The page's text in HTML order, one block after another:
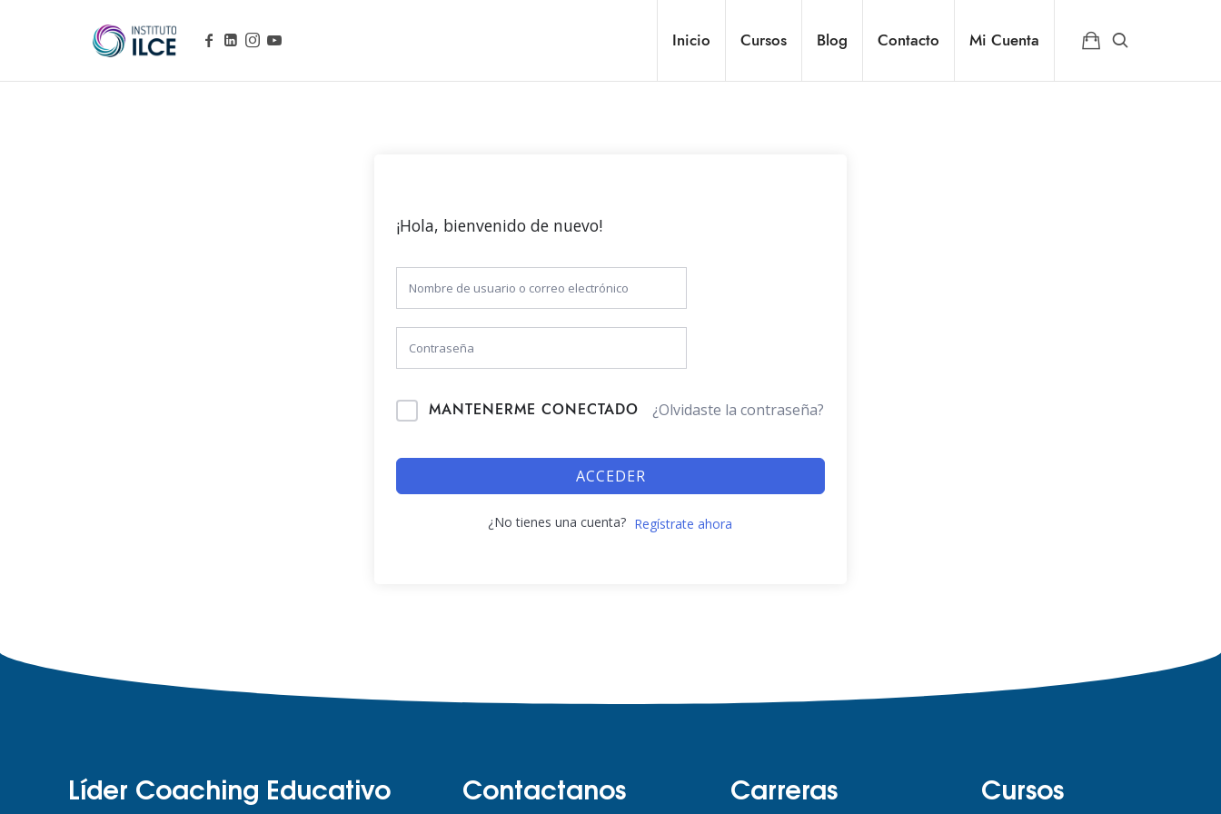
Inicio Cursos Blog Contacto Mi Cuenta
¡Hola, bienvenido de nuevo!
MANTENERME CONECTADO ¿Olvidaste la contraseña?
ACCEDER
¿No tienes una cuenta? Regístrate ahora
Líder Coaching Educativo Contactanos Carreras Cursos